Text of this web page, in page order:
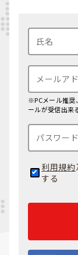
※PCメール推奨
ールが受信出来
利用規約
する